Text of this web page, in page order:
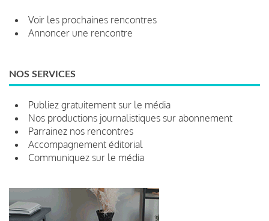
Voir les prochaines rencontres
Annoncer une rencontre
NOS SERVICES
Publiez gratuitement sur le média
Nos productions journalistiques sur abonnement
Parrainez nos rencontres
Accompagnement éditorial
Communiquez sur le média